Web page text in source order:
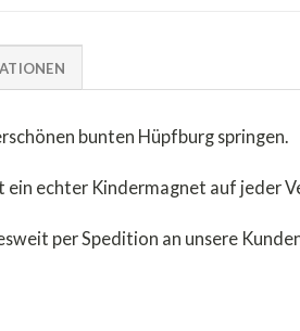
bunten Hüpfburg springen.
ein echter Kindermagnet auf jeder
per Spedition an unsere